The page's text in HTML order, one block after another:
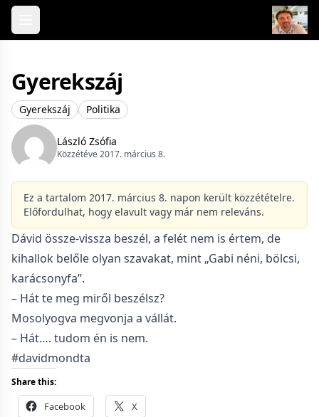
Skip to content
Gyerekszáj
Gyerekszáj Politika
László Zsófia
Közzétéve 2017. március 8.
Ez a tartalom 2017. március 8. napon került közzétételre.
Előfordulhat, hogy elavult vagy már nem releváns.
Dávid össze-vissza beszél, a felét nem is értem, de
kihallok belőle olyan szavakat, mint „Gabi néni, bölcsi,
karácsonyfa”.
– Hát te meg miről beszélsz?
Mosolyogva megvonja a vállát.
– Hát…. tudom én is nem.
#davidmondta
Share this:
Facebook X